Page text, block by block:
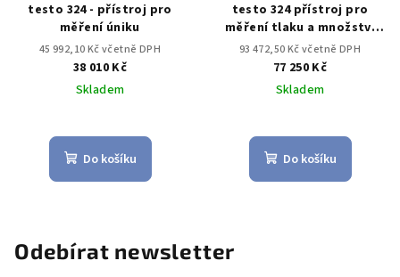
testo 324 - přístroj pro
měření úniku
45 992,10 Kč včetně DPH
38 010 Kč
Skladem
Do košíku
testo 324 přístroj pro
měření tlaku a množství
úniku sada 2
93 472,50 Kč včetně DPH
77 250 Kč
Skladem
Do košíku
Odebírat newsletter